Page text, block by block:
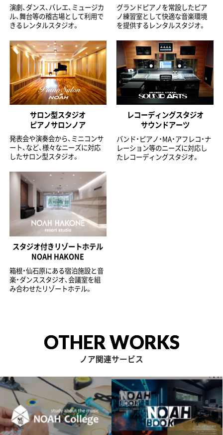
演劇、ダンス、バレエ、ミュージカ
ル、舞台等の稽古場として利用で
きるレンタルスタジオ。
グランドピアノを常設したピア
ノ練習室として快適な音楽環境
を提供するレンタルスタジオ。
サロン型スタジオ
ピアノサロンノア
発表会や演奏会から、ミニコンサ
ート、など、様々なニーズに対応
したサロン型スタジオ。
レコーディングスタジオ
サウンドアーツ
バンド・ピアノ・MA・アフレコ・ナ
レーション等のニーズに対応し
たレコーディングスタジオ。
スタジオ付きリゾートホテル
NOAH HAKONE
箱根・仙石原にある宿泊施設と音
楽・ダンススタジオ、会議室を組
み合わせたリゾートホテル。
OTHER WORKS
ノア関連サービス